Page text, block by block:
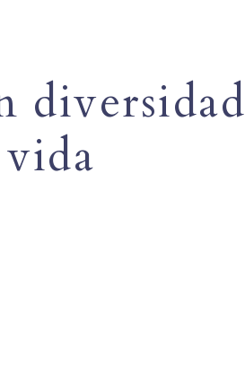
diversidad